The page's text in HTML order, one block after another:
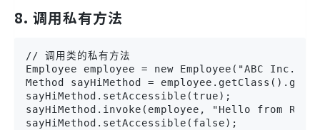
8. 调用私有方法
// 调用类的私有方法
Employee employee = new Employee("ABC Inc.");
Method sayHiMethod =
sayHiMethod.setAccessible(true);
sayHiMethod.invoke(employee, "Hello from
sayHiMethod.setAccessible(false);